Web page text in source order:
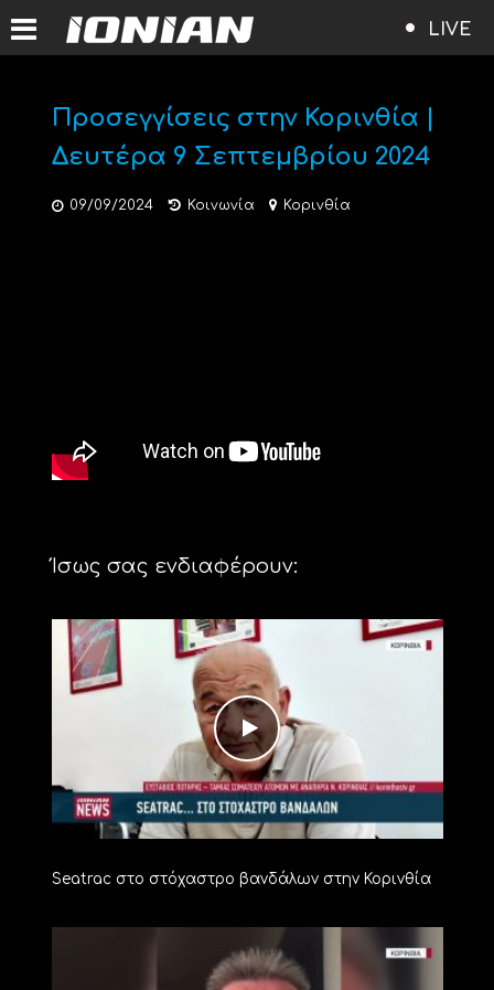
LIVE
Προσεγγίσεις στην Κορινθία |
Δευτέρα 9 Σεπτεμβρίου 2024
09/09/2024 Κοινωνία Κορινθία
Ίσως σας ενδιαφέρουν:
Seatrac στο στόχαστρο βανδάλων στην Κορινθία